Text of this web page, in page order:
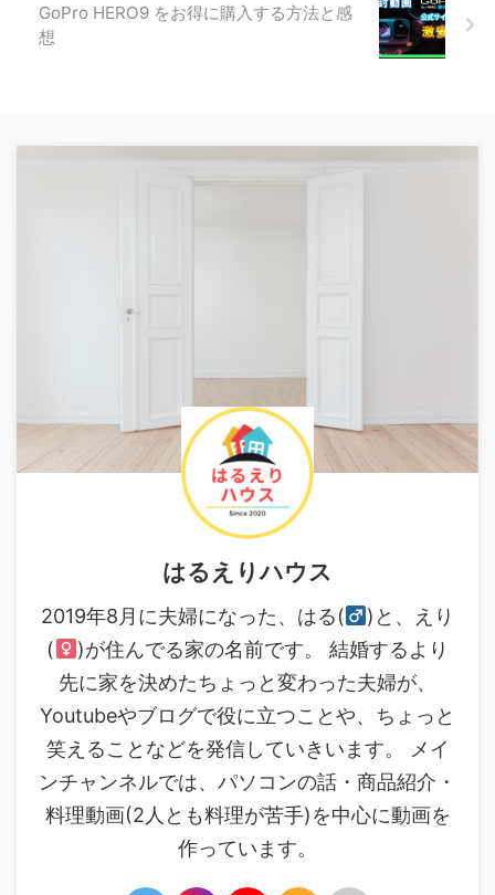
GoPro HERO9 をお得に購入する方法と感
想
はるえりハウス
2019年8月に夫婦になった、はる(
)と、えり
(
)が住んでる家の名前です。 結婚するより
先に家を決めたちょっと変わった夫婦が、
Youtubeやブログで役に立つことや、ちょっと
笑えることなどを発信していきいます。 メイ
ンチャンネルでは、パソコンの話・商品紹介・
料理動画(2人とも料理が苦手)を中心に動画を
作っています。